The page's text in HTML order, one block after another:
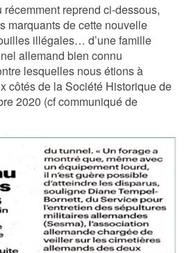
reprend ci-dessous,
marquants de cette nouvelle
illégales… d’une famille
allemand bien connu
lesquelles nous étions à
côtés de la Société Historique de
2020 (cf communiqué de